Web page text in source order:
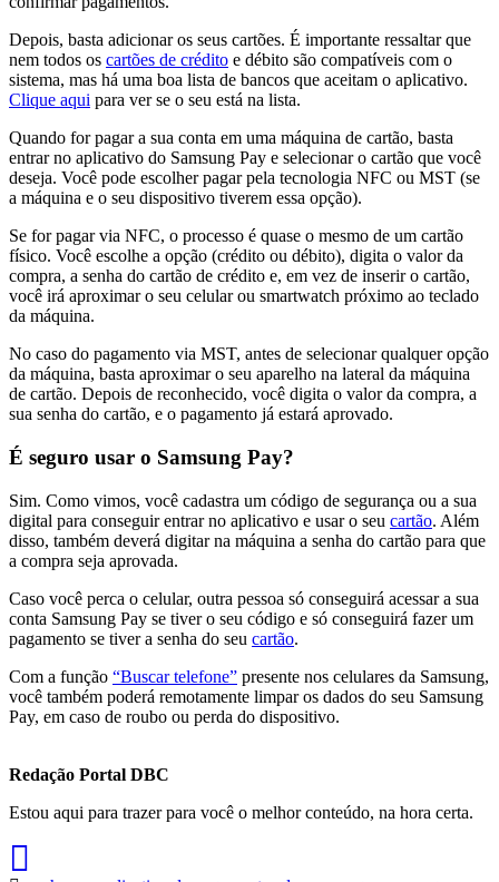
Depois, basta adicionar os seus cartões. É importante ressaltar que
nem todos os cartões de crédito e débito são compatíveis com o
sistema, mas há uma boa lista de bancos que aceitam o aplicativo.
Clique aqui para ver se o seu está na lista.
Quando for pagar a sua conta em uma máquina de cartão, basta
entrar no aplicativo do Samsung Pay e selecionar o cartão que você
deseja. Você pode escolher pagar pela tecnologia NFC ou MST (se
a máquina e o seu dispositivo tiverem essa opção).
Se for pagar via NFC, o processo é quase o mesmo de um cartão
físico. Você escolhe a opção (crédito ou débito), digita o valor da
compra, a senha do cartão de crédito e, em vez de inserir o cartão,
você irá aproximar o seu celular ou smartwatch próximo ao teclado
da máquina.
No caso do pagamento via MST, antes de selecionar qualquer opção
da máquina, basta aproximar o seu aparelho na lateral da máquina
de cartão. Depois de reconhecido, você digita o valor da compra, a
sua senha do cartão, e o pagamento já estará aprovado.
É seguro usar o Samsung Pay?
Sim. Como vimos, você cadastra um código de segurança ou a sua
digital para conseguir entrar no aplicativo e usar o seu cartão. Além
disso, também deverá digitar na máquina a senha do cartão para que
a compra seja aprovada.
Caso você perca o celular, outra pessoa só conseguirá acessar a sua
conta Samsung Pay se tiver o seu código e só conseguirá fazer um
pagamento se tiver a senha do seu cartão.
Com a função “Buscar telefone” presente nos celulares da Samsung,
você também poderá remotamente limpar os dados do seu Samsung
Pay, em caso de roubo ou perda do dispositivo.
Redação Portal DBC
Estou aqui para trazer para você o melhor conteúdo, na hora certa.